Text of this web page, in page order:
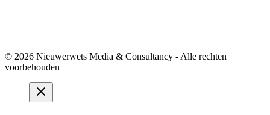
© 2026 Nieuwerwets Media & Consultancy - Alle rechten
voorbehouden